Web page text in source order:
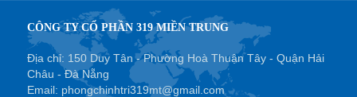
CÔNG TY CỔ PHẦN 319 MIỀN TRUNG
Địa chỉ: 150 Duy Tân - Phường Hoà Thuận Tây - Quận Hải
Châu - Đà Nẵng
Email: phongchinhtri319mt@gmail.com